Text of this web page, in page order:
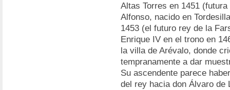
Altas Torres en 1451
Alfonso, nacido en
1453 (el futuro rey de la
Enrique IV en el trono en
la villa de Arévalo, donde
tempranamente a dar
Su ascendente parece
del rey hacia don Álvaro de